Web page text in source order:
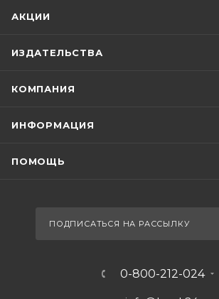
АКЦИИ
ИЗДАТЕЛЬСТВА
КОМПАНИЯ
ИНФОРМАЦИЯ
ПОМОЩЬ
ПОДПИСАТЬСЯ НА РАССЫЛКУ
0-800-212-024